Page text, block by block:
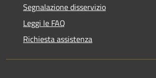
Segnalazione disservizio
Leggi le FAQ
Richiesta assistenza